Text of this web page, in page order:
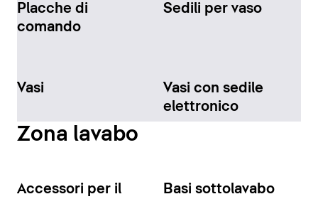
Placche di
comando
Sedili per vaso
Vasi
Vasi con sedile
elettronico
Zona lavabo
Accessori per il
Basi sottolavabo